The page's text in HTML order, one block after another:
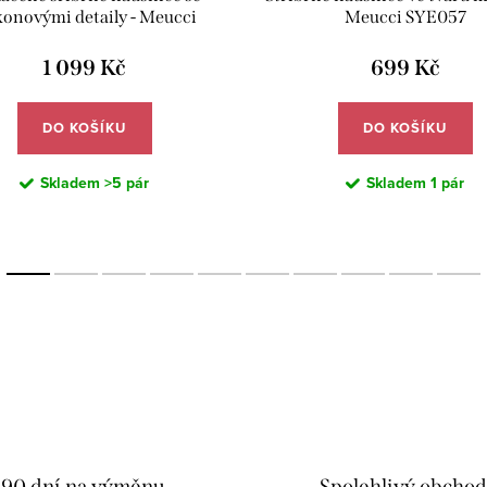
detaily - Meucci
1 099 Kč
DO KOŠÍKU
Skladem >5 pár
Meucci SYE057
699 Kč
DO KOŠÍKU
Skladem 1 pár